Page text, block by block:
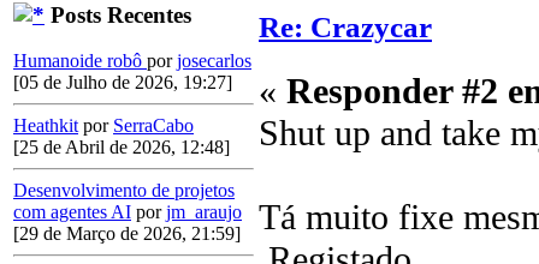
Posts Recentes
Humanoide robô porjosecarlos
[05 de Julho de 2026, 19:27]
Heathkit por SerraCabo
[25 de Abril de 2026, 12:48]
Desenvolvimento de projetos
com agentes AI porjm_araujo
[29 de Março de 2026, 21:59]
Re: Crazycar
« Responder #2
Shut up and take
Tá muito fixe